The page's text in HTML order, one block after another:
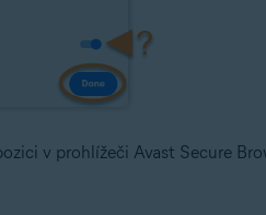
v prohlížeči Avast Secure